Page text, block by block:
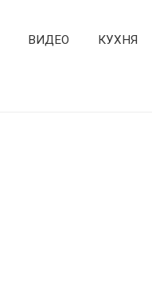
ВИДЕО КУХНЯ